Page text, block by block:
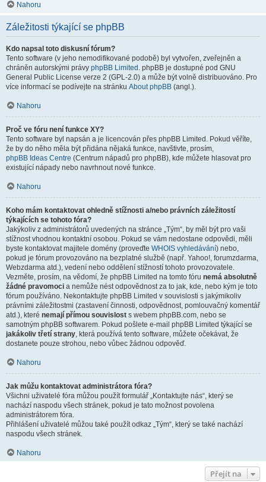
Nahoru
Záležitosti týkající se phpBB
Kdo napsal toto diskusní fórum?
Tento software (v jeho nemodifikované podobě) byl vytvořen, zveřejněn a
chráněn autorskými právy phpBB Limited . phpBB je dostupné pod GNU
General Public License verze 2 (GPL-2.0) a může být volně distribuováno. Pro
více informací se podívejte na stránku About phpBB (angl.).
Nahoru
Proč ve fóru není funkce XY?
Tento software byl napsán a je licencován přes phpBB Limited. Pokud věříte,
že by do něho měla být přidána nějaká funkce, navštivte, prosím,
phpBB Ideas Centre (Centrum nápadů pro phpBB), kde můžete hlasovat pro
existující nápady nebo navrhnout nové funkce.
Nahoru
Koho mám kontaktovat ohledně stížnosti a/nebo právních záležitostí
týkajících se tohoto fóra?
Jakýkoliv z administrátorů uvedených na stránce „Tým“, by měl být pro vaši
stížnost vhodnou kontaktní osobou. Pokud se vám nedostane odpovědi, měli
byste kontaktovat majitele domény (proveďte WHOIS vyhledávání) nebo,
pokud je fórum provozováno na bezplatné službě (např. Yahoo!, forumzdarma,
Webzdarma atd.), vedení nebo oddělení stížností tohoto provozovatele.
Vezměte, prosím, na vědomí, že phpBB Limited na tomto fóru nemá absolutně
žádné pravomoci a nemůže nést odpovědnost za to jak, kde, nebo kým je toto
fórum používáno. Nekontaktujte phpBB Limited v souvislosti s jakýmikoliv
právními záležitostmi (zastavení činnosti, odpovědnost, pomlouvačný komentář
atd.), které nemají přímou souvislost s webem phpBB.com, nebo se
samotným phpBB softwarem. Pokud pošlete e-mail phpBB Limited týkající se
jakákoliv třetí strany, která používá tento software, můžete očekávat, že
dostanete pouze strohou, nebo vůbec žádnou odpověď.
Nahoru
Jak můžu kontaktovat administrátora fóra?
Všichni uživatelé fóra můžou použít formulář „Kontaktujte nás“, který se
nachází naspodu všech stránek, pokud je tato možnost povolena
administrátorem fóra.
Přihlášení uživatelé můžou také použít odkaz „Tým“, který se také nachází
naspodu všech stránek.
Nahoru
Přejít na